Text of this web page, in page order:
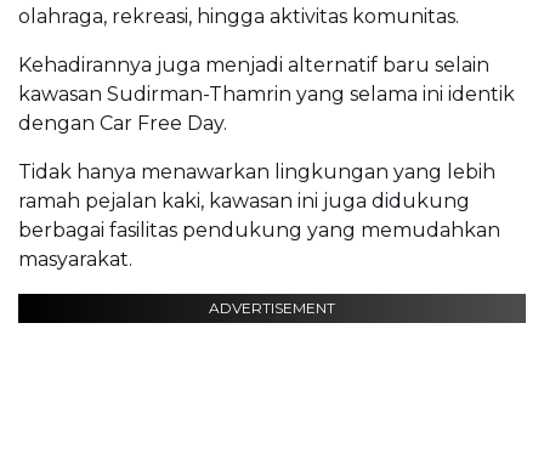
olahraga, rekreasi, hingga aktivitas komunitas.
Kehadirannya juga menjadi alternatif baru selain
kawasan Sudirman-Thamrin yang selama ini identik
dengan Car Free Day.
Tidak hanya menawarkan lingkungan yang lebih
ramah pejalan kaki, kawasan ini juga didukung
berbagai fasilitas pendukung yang memudahkan
masyarakat.
ADVERTISEMENT